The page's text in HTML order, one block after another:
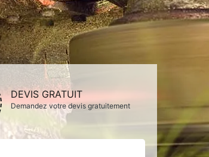
DEVIS GRATUIT
Demandez votre devis gratuitement